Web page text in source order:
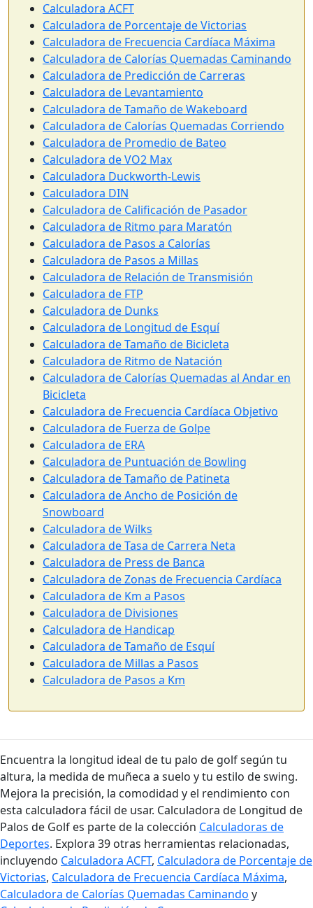
Calculadora ACFT
Calculadora de Porcentaje de Victorias
Calculadora de Frecuencia Cardíaca Máxima
Calculadora de Calorías Quemadas Caminando
Calculadora de Predicción de Carreras
Calculadora de Levantamiento
Calculadora de Tamaño de Wakeboard
Calculadora de Calorías Quemadas Corriendo
Calculadora de Promedio de Bateo
Calculadora de VO2 Max
Calculadora Duckworth-Lewis
Calculadora DIN
Calculadora de Calificación de Pasador
Calculadora de Ritmo para Maratón
Calculadora de Pasos a Calorías
Calculadora de Pasos a Millas
Calculadora de Relación de Transmisión
Calculadora de FTP
Calculadora de Dunks
Calculadora de Longitud de Esquí
Calculadora de Tamaño de Bicicleta
Calculadora de Ritmo de Natación
Calculadora de Calorías Quemadas al Andar en
Bicicleta
Calculadora de Frecuencia Cardíaca Objetivo
Calculadora de Fuerza de Golpe
Calculadora de ERA
Calculadora de Puntuación de Bowling
Calculadora de Tamaño de Patineta
Calculadora de Ancho de Posición de
Snowboard
Calculadora de Wilks
Calculadora de Tasa de Carrera Neta
Calculadora de Press de Banca
Calculadora de Zonas de Frecuencia Cardíaca
Calculadora de Km a Pasos
Calculadora de Divisiones
Calculadora de Handicap
Calculadora de Tamaño de Esquí
Calculadora de Millas a Pasos
Calculadora de Pasos a Km
Encuentra la longitud ideal de tu palo de golf según tu
altura, la medida de muñeca a suelo y tu estilo de swing.
Mejora la precisión, la comodidad y el rendimiento con
esta calculadora fácil de usar. Calculadora de Longitud de
Palos de Golf es parte de la colección Calculadoras de
Deportes. Explora 39 otras herramientas relacionadas,
incluyendo Calculadora ACFT, Calculadora de Porcentaje de
Victorias, Calculadora de Frecuencia Cardíaca Máxima,
Calculadora de Calorías Quemadas Caminando y